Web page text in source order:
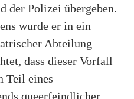
der Polizei übergeben.
wurde er in ein
Abteilung
dass dieser Vorfall
Teil eines
queerfeindlicher